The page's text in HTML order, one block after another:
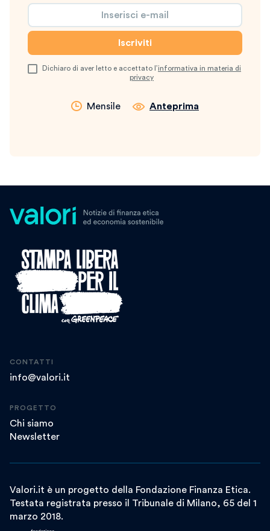
Dichiaro di aver letto e accettato l’informativa in materia di
privacy
Mensile Anteprima
CONTATTI
info@valori.it
PROGETTO
Chi siamo
Newsletter
Valori.it è un progetto della Fondazione Finanza Etica.
Testata registrata presso il Tribunale di Milano, 65 del 1
marzo 2018.